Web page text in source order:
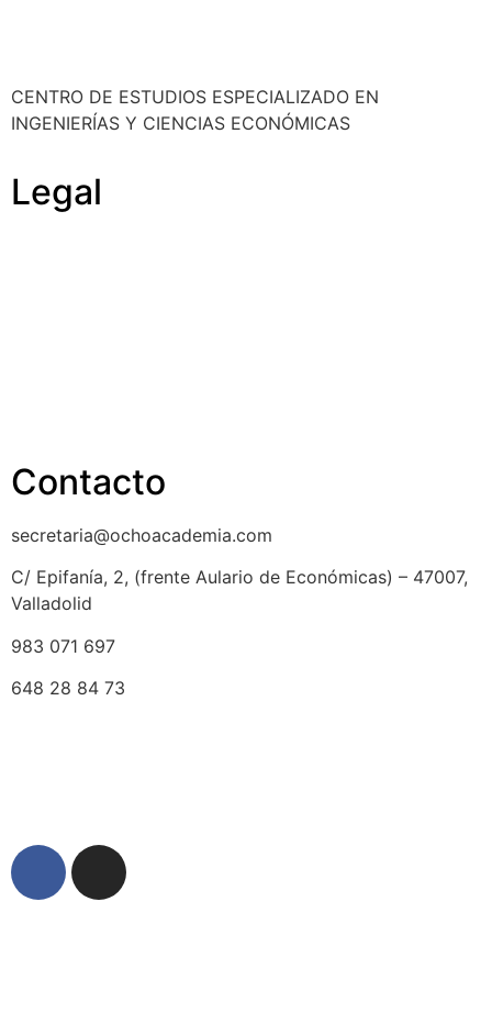
CENTRO DE ESTUDIOS ESPECIALIZADO EN
INGENIERÍAS Y CIENCIAS ECONÓMICAS
Legal
Contacto
secretaria@ochoacademia.com
C/ Epifanía, 2, (frente Aulario de Económicas) – 47007,
Valladolid
983 071 697
648 28 84 73